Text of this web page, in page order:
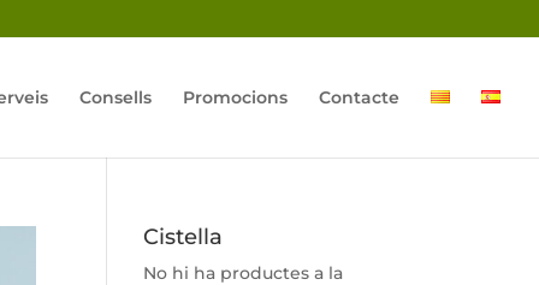
Consells Promocions Contacte
Cistella
No hi ha productes a la